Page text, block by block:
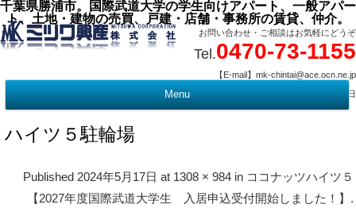
千葉県勝浦市。国際武道大学の学生向けアパート、一般アパー
ト、土地・建物の売買、戸建・店舗・事務所の賃貸、仲介。
お問い合わせ・ご相談はお気軽にどうぞ
Tel.0470-73-1155
【E-mail】mk-chintai@ace.ocn.ne.jp
【営業時間】09:00 ～ 17:15 【定 休 日】水曜・祭日
Menu
ハイツ５駐輪場
Published2024年5月17日 at 1308 × 984 in ココナッツハイツ５
【2027年度国際武道大学生 入居申込受付開始しました！】 .